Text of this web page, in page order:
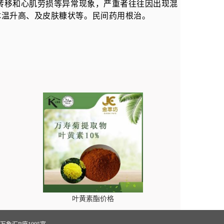
和心肌劳损等异常现象，严重者往往因出现混
升高、及皮肤糠状等。民间药用根治。
叶黄素酯价格